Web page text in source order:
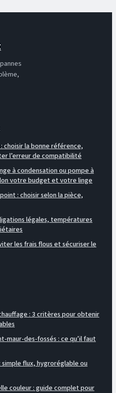
choisir la bonne référence,
l’erreur de compatibilité
à condensation ou pompe à
votre budget et votre linge
: choisir selon la pièce,
légales, températures
les frais flous et sécuriser le
: 3 critères pour obtenir
maur-des-fossés : ce qu’il faut
simple flux, hygroréglable ou
couleur : guide complet pour